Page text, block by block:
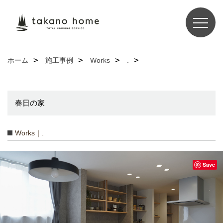
ホーム 施工事例 Works
春日の家
Works｜.
Save